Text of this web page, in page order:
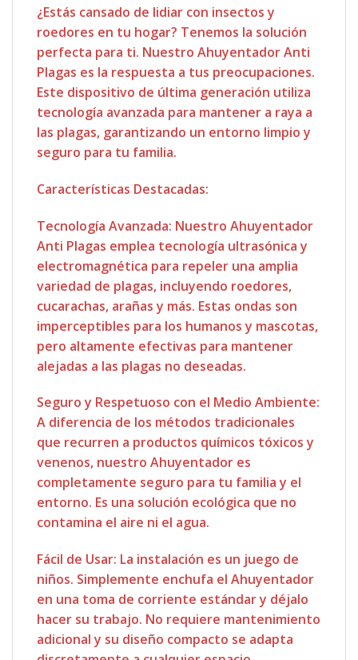
¿Estás cansado de lidiar con insectos y
roedores en tu hogar? Tenemos la solución
perfecta para ti. Nuestro Ahuyentador Anti
Plagas es la respuesta a tus preocupaciones.
Este dispositivo de última generación utiliza
tecnología avanzada para mantener a raya a
las plagas, garantizando un entorno limpio y
seguro para tu familia.
Características Destacadas:
Tecnología Avanzada: Nuestro Ahuyentador
Anti Plagas emplea tecnología ultrasónica y
electromagnética para repeler una amplia
variedad de plagas, incluyendo roedores,
cucarachas, arañas y más. Estas ondas son
imperceptibles para los humanos y mascotas,
pero altamente efectivas para mantener
alejadas a las plagas no deseadas.
Seguro y Respetuoso con el Medio Ambiente:
A diferencia de los métodos tradicionales
que recurren a productos químicos tóxicos y
venenos, nuestro Ahuyentador es
completamente seguro para tu familia y el
entorno. Es una solución ecológica que no
contamina el aire ni el agua.
Fácil de Usar: La instalación es un juego de
niños. Simplemente enchufa el Ahuyentador
en una toma de corriente estándar y déjalo
hacer su trabajo. No requiere mantenimiento
adicional y su diseño compacto se adapta